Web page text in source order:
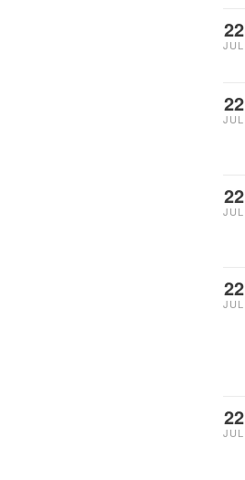
22
JUL
22
JUL
22
JUL
22
JUL
22
JUL